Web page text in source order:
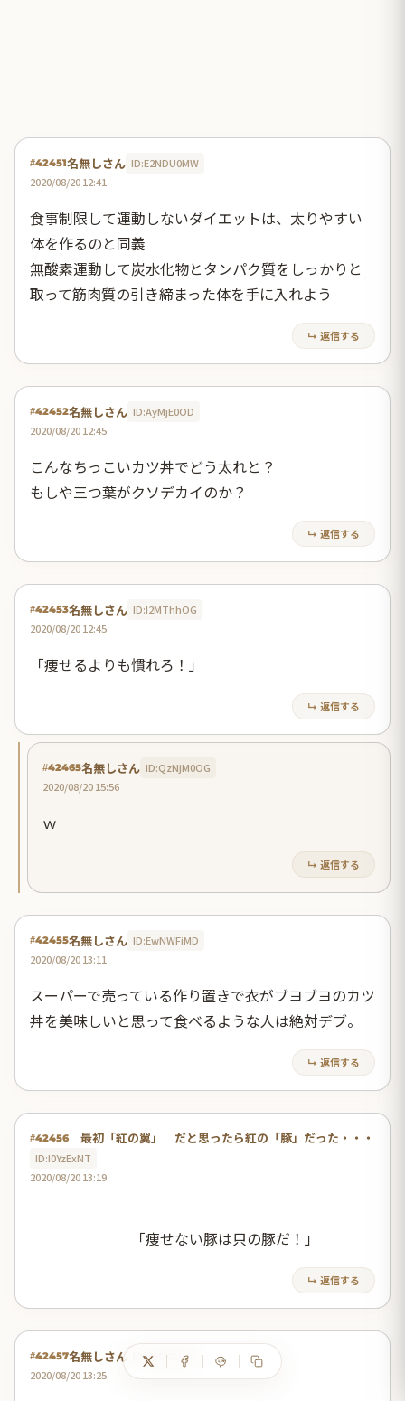
#42451名無しさん ID:E2NDU0MW
2020/08/20 12:41
食事制限して運動しないダイエットは、太りやすい
体を作るのと同義
無酸素運動して炭水化物とタンパク質をしっかりと
取って筋肉質の引き締まった体を手に入れよう
↳ 返信する
#42452名無しさん ID:AyMjE0OD
2020/08/20 12:45
こんなちっこいカツ丼でどう太れと？
もしや三つ葉がクソデカイのか？
↳ 返信する
#42453名無しさん ID:I2MThhOG
2020/08/20 12:45
「痩せるよりも慣れろ！」
↳ 返信する
#42465名無しさん ID:QzNjM0OG
2020/08/20 15:56
ｗ
↳ 返信する
#42455名無しさん ID:EwNWFiMD
2020/08/20 13:11
スーパーで売っている作り置きで衣がブヨブヨのカツ
丼を美味しいと思って食べるような人は絶対デブ。
↳ 返信する
#42456 最初「紅の翼」 だと思ったら紅の「豚」だった・・・
ID:I0YzExNT
2020/08/20 13:19
「痩せない豚は只の豚だ！」
↳ 返信する
#42457名無しさん
ID:UyOGUzMj
2020/08/20 13:25